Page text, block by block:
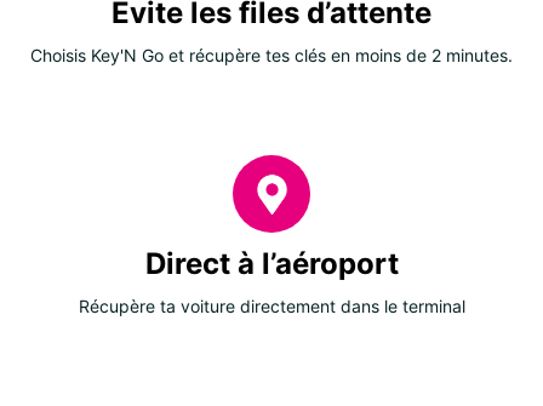
Évite les files d’attente
Choisis Key'N Go et récupère tes clés en moins de 2 minutes.
Direct à l’aéroport
Récupère ta voiture directement dans le terminal